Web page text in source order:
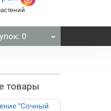
: 0
товары
"Сочный